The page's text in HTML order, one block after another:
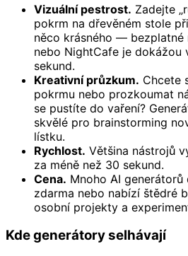
Vizuální pestrost. Zadejte
pokrm na dřevěném stole
něco krásného — bezplatné
nebo NightCafe je dokážou
sekund.
Kreativní průzkum. Chcete
pokrmu nebo prozkoumat
se pustíte do vaření?
skvělé pro brainstorming
lístku.
Rychlost. Většina nástrojů
za méně než 30 sekund.
Cena. Mnoho AI
zdarma nebo nabízí štědré
osobní projekty a
Kde generátory selhávají